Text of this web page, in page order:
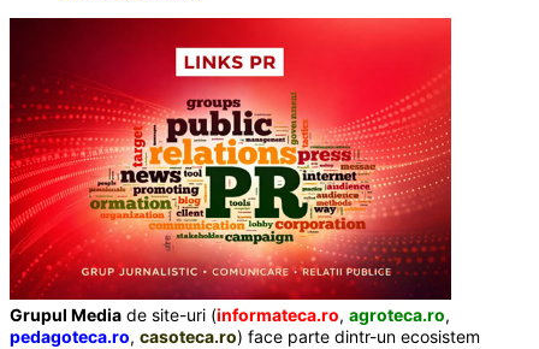
Grupul Media de site-uri (informateca.ro, agroteca.ro,
pedagoteca.ro, casoteca.ro) face parte dintr-un ecosistem